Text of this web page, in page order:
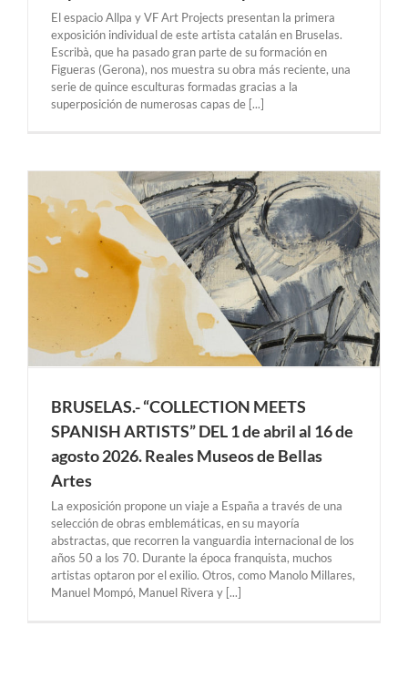
El espacio Allpa y VF Art Projects presentan la primera
exposición individual de este artista catalán en Bruselas.
Escribà, que ha pasado gran parte de su formación en
Figueras (Gerona), nos muestra su obra más reciente, una
serie de quince esculturas formadas gracias a la
superposición de numerosas capas de [...]
BRUSELAS.- “COLLECTION MEETS
SPANISH ARTISTS” DEL 1 de abril al 16 de
agosto 2026. Reales Museos de Bellas
Artes
La exposición propone un viaje a España a través de una
selección de obras emblemáticas, en su mayoría
abstractas, que recorren la vanguardia internacional de los
años 50 a los 70. Durante la época franquista, muchos
artistas optaron por el exilio. Otros, como Manolo Millares,
Manuel Mompó, Manuel Rivera y [...]